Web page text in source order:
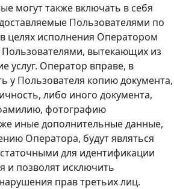
могут также включать в себя
Пользователями по
целях исполнения Оператором
Пользователями, вытекающих из
услуг. Оператор вправе, в
у Пользователя копию документа,
либо иного документа,
фотографию
иные дополнительные данные,
Оператора, будут являться
для идентификации
и позволят исключить
прав третьих лиц.